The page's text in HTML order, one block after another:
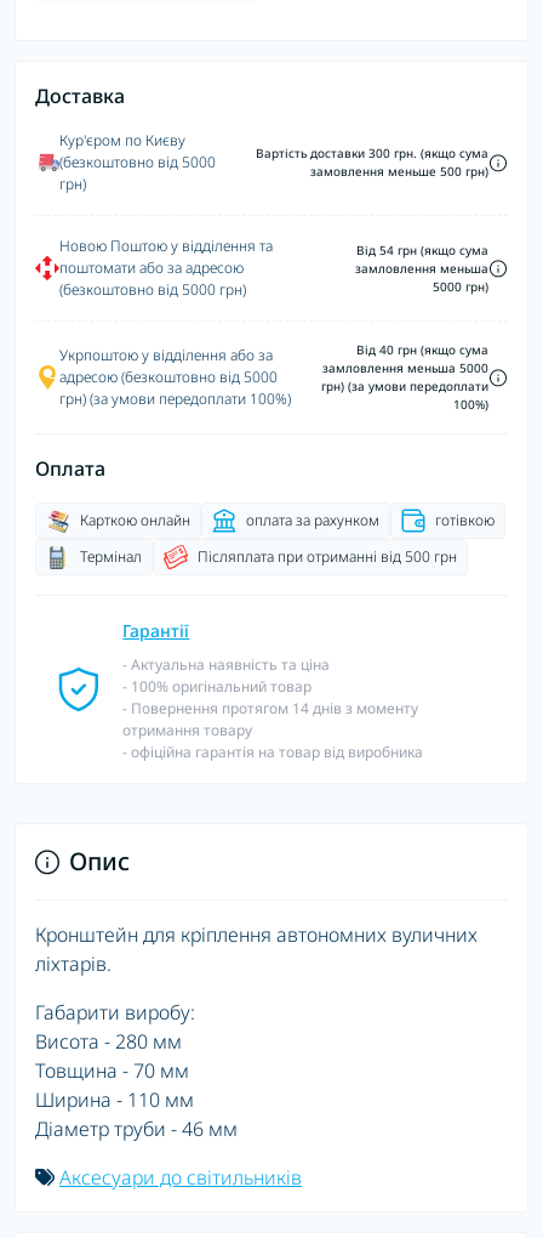
Доставка
Кур'єром по Києву
(безкоштовно від 5000
грн)
Вартість доставки 300 грн. (якщо сума
замовлення меньше 500 грн)
Новою Поштою у відділення та
поштомати або за адресою
(безкоштовно від 5000 грн)
Від 54 грн (якщо сума
замловлення меньша
5000 грн)
Укрпоштою у відділення або за
адресою (безкоштовно від 5000
грн) (за умови передоплати 100%)
Від 40 грн (якщо сума
замловлення меньша 5000
грн) (за умови передоплати
100%)
Оплата
Карткою онлайн оплата за рахунком
готівкою
Термінал
Післяплата при отриманні від 500 грн
Гарантії
- Актуальна наявність та ціна
- 100% оригінальний товар
- Повернення протягом 14 днів з моменту
отримання товару
- офіційна гарантія на товар від виробника
Опис
Кронштейн для кріплення автономних вуличних
ліхтарів.
Габарити виробу:
Висота - 280 мм
Товщина - 70 мм
Ширина - 110 мм
Діаметр труби - 46 мм
Аксесуари до світильників